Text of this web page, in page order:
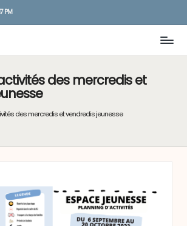
PM
des mercredis et
des mercredis et vendredis jeunesse